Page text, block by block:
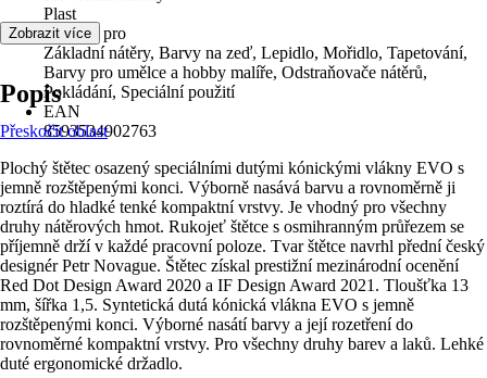
Plast
Vhodné pro
Základní nátěry, Barvy na zeď, Lepidlo, Mořidlo, Tapetování,
Barvy pro umělce a hobby malíře, Odstraňovače nátěrů,
Pokládání, Speciální použití
EAN
8593534902763
Zobrazit více
Popis
Přeskočit oblast
Plochý štětec osazený speciálními dutými kónickými vlákny EVO s
jemně rozštěpenými konci. Výborně nasává barvu a rovnoměrně ji
roztírá do hladké tenké kompaktní vrstvy. Je vhodný pro všechny
druhy nátěrových hmot. Rukojeť štětce s osmihranným průřezem se
příjemně drží v každé pracovní poloze. Tvar štětce navrhl přední český
designér Petr Novague. Štětec získal prestižní mezinárodní ocenění
Red Dot Design Award 2020 a IF Design Award 2021. Tloušťka 13
mm, šířka 1,5. Syntetická dutá kónická vlákna EVO s jemně
rozštěpenými konci. Výborné nasátí barvy a její rozetření do
rovnoměrné kompaktní vrstvy. Pro všechny druhy barev a laků. Lehké
duté ergonomické držadlo.